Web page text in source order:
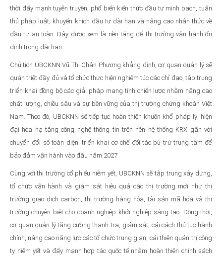
thời đẩy mạnh tuyên truyền, phổ biến kiến thức đầu tư minh bạch, tuân
thủ pháp luật, khuyến khích đầu tư dài hạn và nâng cao nhận thức về
đầu tư an toàn. Đây được xem là nền tảng để thị trường vận hành ổn
định trong dài hạn.
Chủ tịch UBCKNN Vũ Thị Chân Phương khẳng định, cơ quan quản lý sẽ
quán triệt đầy đủ và tổ chức thực hiện nghiêm túc các chỉ đạo, tập trung
triển khai đồng bộ các giải pháp mang tính chiến lược nhằm nâng cao
chất lượng, chiều sâu và sự bền vững của thị trường chứng khoán Việt
Nam. Theo đó, UBCKNN sẽ tiếp tục hoàn thiện khuôn khổ pháp lý; hiện
đại hóa hạ tầng công nghệ thông tin trên nền hệ thống KRX gắn với
chuyển đổi số toàn diện; triển khai cơ chế đối tác bù trừ trung tâm để
bảo đảm vận hành vào đầu năm 2027.
Cùng với thị trường cổ phiếu niêm yết, UBCKNN sẽ tập trung xây dựng,
tổ chức vận hành và giám sát hiệu quả các thị trường mới như thị
trường giao dịch carbon, thị trường hàng hóa, tài sản mã hóa và thị
trường chuyên biệt cho doanh nghiệp khởi nghiệp sáng tạo. Đồng thời,
cơ quan quản lý tăng cường thanh tra, giám sát, cải cách thủ tục hành
chính, nâng cao năng lực các tổ chức trung gian, cải thiện quản trị công
ty niêm yết và đẩy mạnh hợp tác quốc tế nhằm hoàn thiện chính sách